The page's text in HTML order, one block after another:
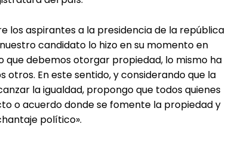
los aspirantes a la presidencia de la república
candidato lo hizo en su momento en
que debemos otorgar propiedad, lo mismo ha
otros. En este sentido, y considerando que la
la igualdad, propongo que todos quienes
o acuerdo donde se fomente la propiedad y
político».